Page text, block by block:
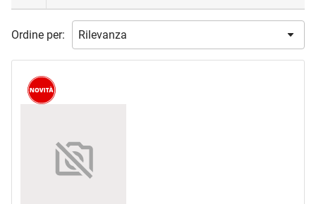
Novità (2)
marca
chiusura
Ordine per: